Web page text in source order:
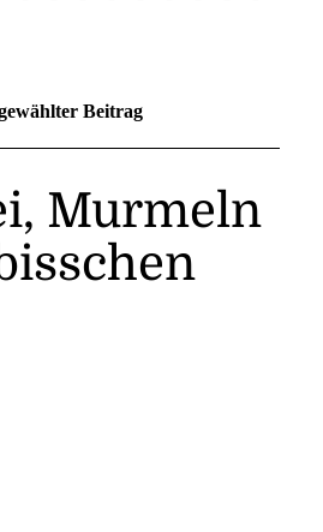
Beitrag
Murmeln